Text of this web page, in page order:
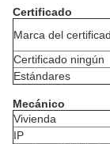
Certificado
Marca del
Certificado ningún
Estándares
Mecánico
Vivienda
IP